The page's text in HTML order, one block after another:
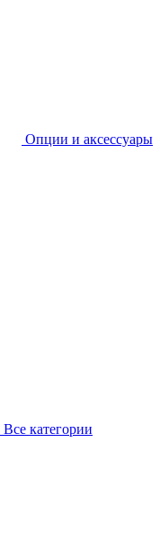
Опции и аксессуары
Все категории